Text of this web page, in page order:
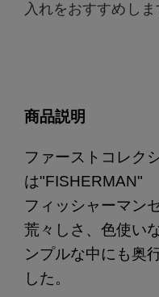
入れをおすすめしま
商品説明
ファーストコレク
は"FISHERMAN"
フィッシャーマン
荒々しさ、色使い
ンプルな中にも奥
した。